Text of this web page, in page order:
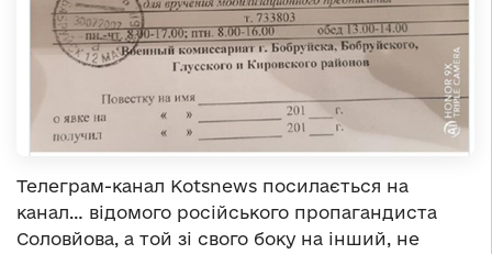
Телеграм-канал Kotsnews посилається на
канал… відомого російського пропагандиста
Соловйова, а той зі свого боку на інший, не